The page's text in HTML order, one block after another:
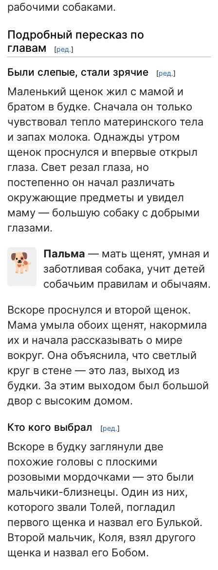
рабочими собаками.
Подробный пересказ по
главам
[ред.]
Были слепые, стали зрячие [ред.]
Маленький щенок жил с мамой и
братом в будке. Сначала он только
чувствовал тепло материнского тела
и запах молока. Однажды утром
щенок проснулся и впервые открыл
глаза. Свет резал глаза, но
постепенно он начал различать
окружающие предметы и увидел
маму — большую собаку с добрыми
глазами.
🐕 Пальма — мать щенят, умная и
заботливая собака, учит детей
собачьим правилам и обычаям.
Вскоре проснулся и второй щенок.
Мама умыла обоих щенят, накормила
их и начала рассказывать о мире
вокруг. Она объяснила, что светлый
круг в стене — это лаз, выход из
будки. За этим выходом был большой
двор с высоким домом.
Кто кого выбрал [ред.]
Вскоре в будку заглянули две
похожие головы с плоскими
розовыми мордочками — это были
мальчики-близнецы. Один из них,
которого звали Толей, погладил
первого щенка и назвал его Булькой.
Второй мальчик, Коля, взял другого
щенка и назвал его Бобом.